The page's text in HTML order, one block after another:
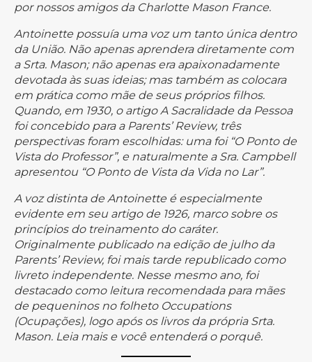
por nossos amigos da Charlotte Mason France.
Antoinette possuía uma voz um tanto única dentro
da União. Não apenas aprendera diretamente com
a Srta. Mason; não apenas era apaixonadamente
devotada às suas ideias; mas também as colocara
em prática como mãe de seus próprios filhos.
Quando, em 1930, o artigo A Sacralidade da Pessoa
foi concebido para a Parents’ Review, três
perspectivas foram escolhidas: uma foi “O Ponto de
Vista do Professor”, e naturalmente a Sra. Campbell
apresentou “O Ponto de Vista da Vida no Lar”.
A voz distinta de Antoinette é especialmente
evidente em seu artigo de 1926, marco sobre os
princípios do treinamento do caráter.
Originalmente publicado na edição de julho da
Parents’ Review, foi mais tarde republicado como
livreto independente. Nesse mesmo ano, foi
destacado como leitura recomendada para mães
de pequeninos no folheto Occupations
(Ocupações), logo após os livros da própria Srta.
Mason. Leia mais e você entenderá o porquê.